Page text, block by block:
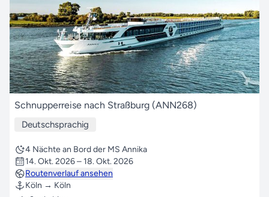
Schnupperreise nach Straßburg (ANN268)
Deutschsprachig
4 Nächte an Bord der MS Annika
14. Okt. 2026 – 18. Okt. 2026
Routenverlauf ansehen
Köln → Köln